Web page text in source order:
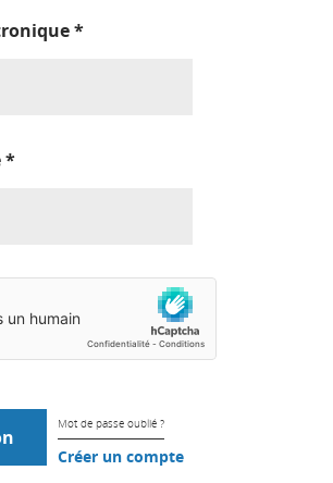
*
*
Mot de passe oublié ?
Créer un compte